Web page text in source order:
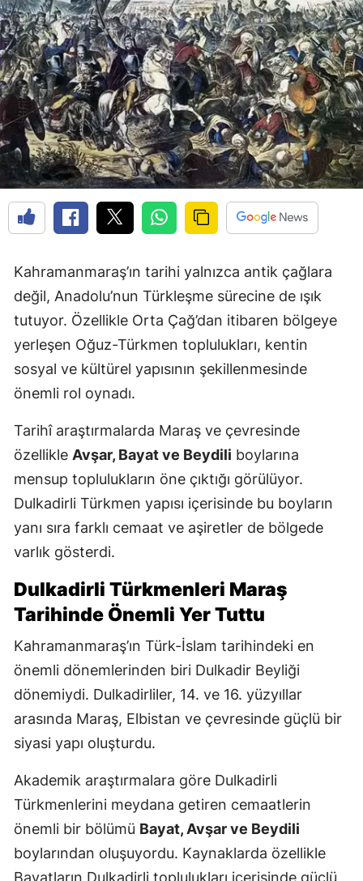
Kahramanmaraş’ın tarihi yalnızca antik çağlara
değil, Anadolu’nun Türkleşme sürecine de ışık
tutuyor. Özellikle Orta Çağ’dan itibaren bölgeye
yerleşen Oğuz-Türkmen toplulukları, kentin
sosyal ve kültürel yapısının şekillenmesinde
önemli rol oynadı.
Tarihî araştırmalarda Maraş ve çevresinde
özellikle Avşar, Bayat ve Beydili boylarına
mensup toplulukların öne çıktığı görülüyor.
Dulkadirli Türkmen yapısı içerisinde bu boyların
yanı sıra farklı cemaat ve aşiretler de bölgede
varlık gösterdi.
Dulkadirli Türkmenleri Maraş
Tarihinde Önemli Yer Tuttu
Kahramanmaraş’ın Türk-İslam tarihindeki en
önemli dönemlerinden biri Dulkadir Beyliği
dönemiydi. Dulkadirliler, 14. ve 16. yüzyıllar
arasında Maraş, Elbistan ve çevresinde güçlü bir
siyasi yapı oluşturdu.
Akademik araştırmalara göre Dulkadirli
Türkmenlerini meydana getiren cemaatlerin
önemli bir bölümü Bayat, Avşar ve Beydili
boylarından oluşuyordu. Kaynaklarda özellikle
Bayatların Dulkadirli toplulukları içerisinde güçlü